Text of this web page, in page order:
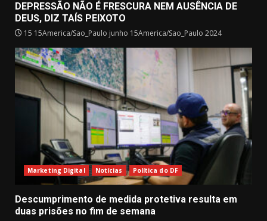
DEPRESSÃO NÃO É FRESCURA NEM AUSÊNCIA DE
DEUS, DIZ TAÍS PEIXOTO
15 15America/Sao_Paulo junho 15America/Sao_Paulo 2024
Marketing Digital Notícias Política do DF
Descumprimento de medida protetiva resulta em
duas prisões no fim de semana